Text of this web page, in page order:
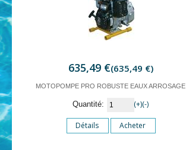
635,49 €(635,49 €)
MOTOPOMPE PRO ROBUSTE EAUX ARROSAGE
Quantité: (+)(-)
Détails Acheter